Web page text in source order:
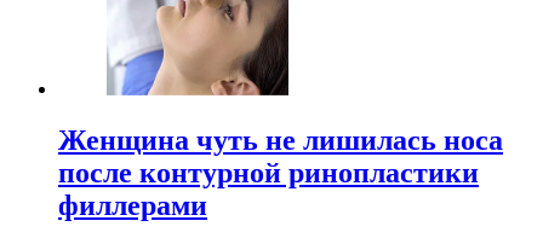
Женщина чуть не лишилась носа
после контурной ринопластики
филлерами